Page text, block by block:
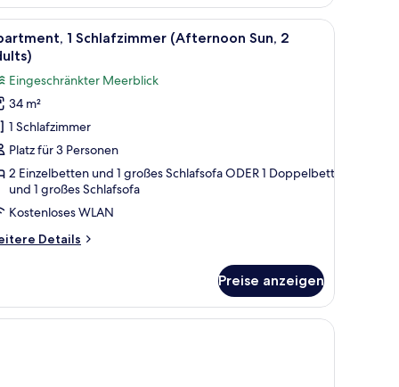
auf Stadt und Berge.
von Stühlen, mit Blick auf Wasser und Grünflächen.
Ein Balkon mit Tisch und Obstkorb,
9
1 Schlafzimmer (Afternoon Sun, 2
Eingeschränkter Meerblick
34 m²
1 Schlafzimmer
Platz für 3 Personen
2 Einzelbetten und 1 großes Schlafsofa ODER 1 Doppelbett
und 1 großes Schlafsofa
Kostenloses WLAN
Details
Preise anzeigen
einem Tisch mit Früchten.